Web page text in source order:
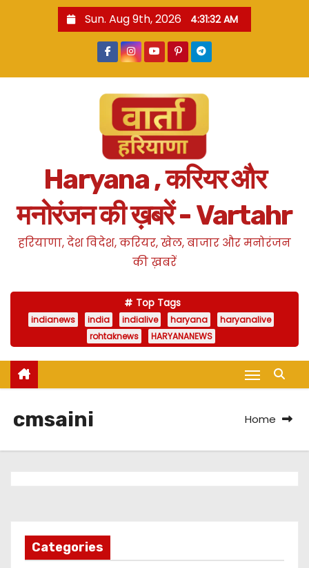
Sun. Aug 9th, 2026 4:31:32 AM
Haryana , करियर और
मनोरंजन की ख़बरें - Vartahr
हरियाणा, देश विदेश, करियर, खेल, बाजार और मनोरंजन
की ख़बरें
Top Tags
indianews india indialive haryana
haryanalive
rohtaknews
HARYANANEWS
cmsaini Home
Categories